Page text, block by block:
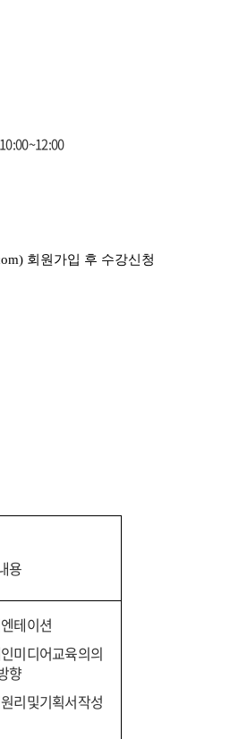
회원가입 후 수강신청
용
테이션
미디어교육의의
향
리및기획서작성